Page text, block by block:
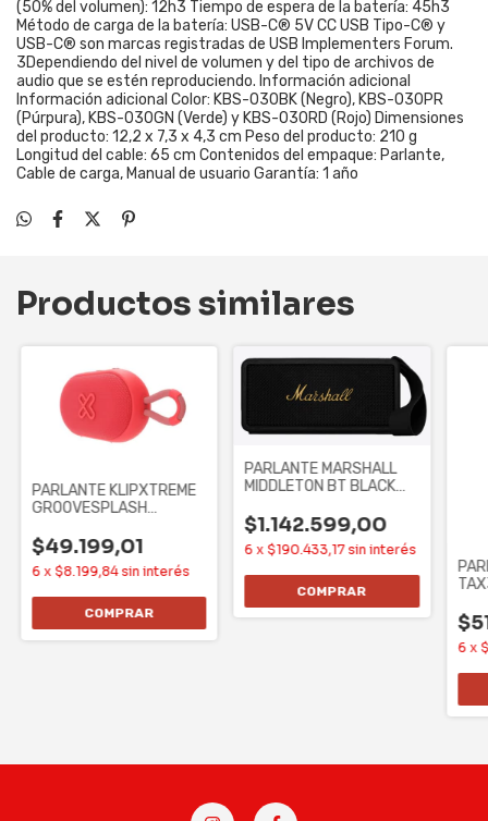
(50% del volumen): 12h3 Tiempo de espera de la batería: 45h3
Método de carga de la batería: USB-C® 5V CC USB Tipo-C® y
USB-C® son marcas registradas de USB Implementers Forum.
3Dependiendo del nivel de volumen y del tipo de archivos de
audio que se estén reproduciendo. Información adicional
Información adicional Color: KBS-030BK (Negro), KBS-030PR
(Púrpura), KBS-030GN (Verde) y KBS-030RD (Rojo) Dimensiones
del producto: 12,2 x 7,3 x 4,3 cm Peso del producto: 210 g
Longitud del cable: 65 cm Contenidos del empaque: Parlante,
Cable de carga, Manual de usuario Garantía: 1 año
Productos similares
PARLANTE KLIPXTREME
GROOVESPLASH
$49.199,01
6 x $8.199,84 sin interés
PARLANTE MARSHALL
MIDDLETON BT BLACK
$1.142.599,00
6 x $190.433,17 sin interés
6 x